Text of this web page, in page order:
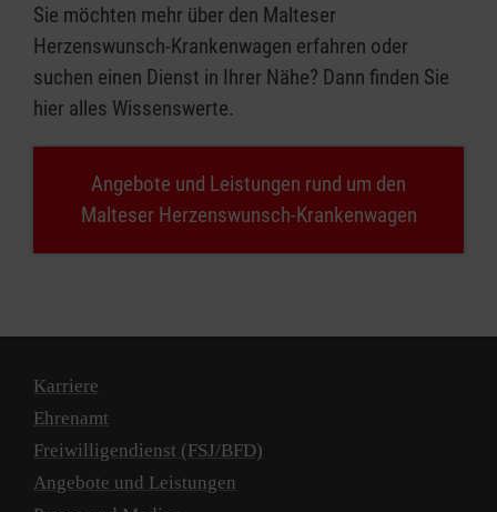
Sie möchten mehr über den Malteser
Herzenswunsch-Krankenwagen erfahren oder
suchen einen Dienst in Ihrer Nähe? Dann finden Sie
hier alles Wissenswerte.
Angebote und Leistungen rund um den
Malteser Herzenswunsch-Krankenwagen
Karriere
Ehrenamt
Freiwilligendienst (FSJ/BFD)
Angebote und Leistungen